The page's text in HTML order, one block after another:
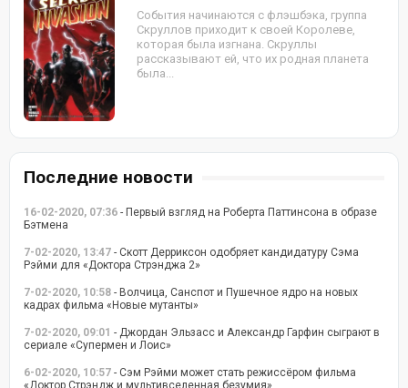
События начинаются с флэшбэка, группа
Скруллов приходит к своей Королеве,
которая была изгнана. Скруллы
рассказывают ей, что их родная планета
была...
Последние новости
16-02-2020, 07:36 - Первый взгляд на Роберта Паттинсона в образе
Бэтмена
7-02-2020, 13:47 - Скотт Дерриксон одобряет кандидатуру Сэма
Рэйми для «Доктора Стрэнджа 2»
7-02-2020, 10:58 - Волчица, Санспот и Пушечное ядро на новых
кадрах фильма «Новые мутанты»
7-02-2020, 09:01 - Джордан Эльзасс и Александр Гарфин сыграют в
сериале «Супермен и Лоис»
6-02-2020, 10:57 - Сэм Рэйми может стать режиссёром фильма
«Доктор Стрэндж и мультивселенная безумия»